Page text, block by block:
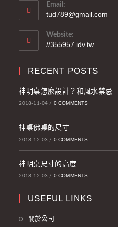
Email:
tud789@gmail.com
Website:
//355957.idv.tw
RECENT POSTS
神明桌怎麼設計？和風水禁忌
2018-11-04 / 0 COMMENTS
神桌佛桌的尺寸
2018-12-03 / 0 COMMENTS
神明桌尺寸的高度
2018-12-03 / 0 COMMENTS
USEFUL LINKS
關於公司